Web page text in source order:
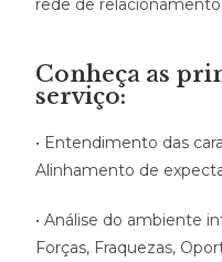
rede de relacionamento.
Conheça as
serviço:
• Entendimento das
Alinhamento de
• Análise do ambiente
Forças, Fraquezas,